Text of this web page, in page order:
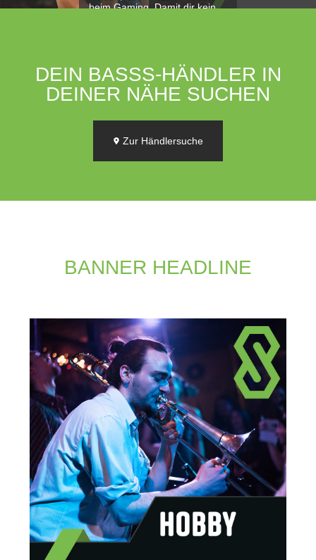
beim Gaming. Damit dir kein
DEIN BASSS-HÄNDLER IN
DEINER NÄHE SUCHEN
Zur Händlersuche
BANNER HEADLINE